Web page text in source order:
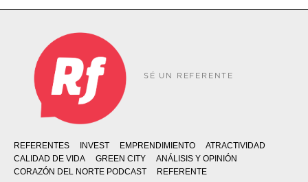
SÉ UN REFERENTE
REFERENTES INVEST EMPRENDIMIENTO
ATRACTIVIDAD
CALIDAD DE VIDA
GREEN CITY
ANÁLISIS Y OPINIÓN
CORAZÓN DEL NORTE PODCAST
REFERENTE